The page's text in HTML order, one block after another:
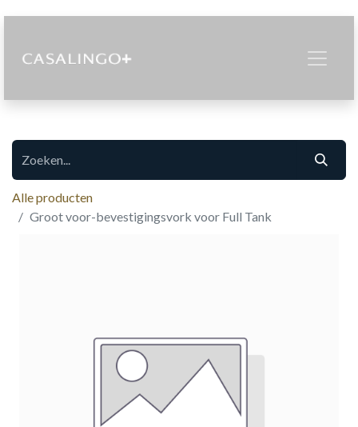
Alle producten
Groot voor-bevestigingsvork voor Full Tank